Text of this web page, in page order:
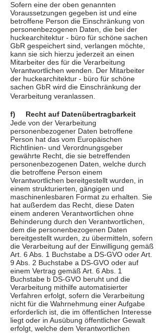
Sofern eine der oben genannten
Voraussetzungen gegeben ist und eine
betroffene Person die Einschränkung von
personenbezogenen Daten, die bei der
huckearchitektur - büro für schöne sachen
GbR gespeichert sind, verlangen möchte,
kann sie sich hierzu jederzeit an einen
Mitarbeiter des für die Verarbeitung
Verantwortlichen wenden. Der Mitarbeiter
der huckearchitektur - büro für schöne
sachen GbR wird die Einschränkung der
Verarbeitung veranlassen.
f) Recht auf Datenübertragbarkeit
Jede von der Verarbeitung
personenbezogener Daten betroffene
Person hat das vom Europäischen
Richtlinien- und Verordnungsgeber
gewährte Recht, die sie betreffenden
personenbezogenen Daten, welche durch
die betroffene Person einem
Verantwortlichen bereitgestellt wurden, in
einem strukturierten, gängigen und
maschinenlesbaren Format zu erhalten. Sie
hat außerdem das Recht, diese Daten
einem anderen Verantwortlichen ohne
Behinderung durch den Verantwortlichen,
dem die personenbezogenen Daten
bereitgestellt wurden, zu übermitteln, sofern
die Verarbeitung auf der Einwilligung gemäß
Art. 6 Abs. 1 Buchstabe a DS-GVO oder Art.
9 Abs. 2 Buchstabe a DS-GVO oder auf
einem Vertrag gemäß Art. 6 Abs. 1
Buchstabe b DS-GVO beruht und die
Verarbeitung mithilfe automatisierter
Verfahren erfolgt, sofern die Verarbeitung
nicht für die Wahrnehmung einer Aufgabe
erforderlich ist, die im öffentlichen Interesse
liegt oder in Ausübung öffentlicher Gewalt
erfolgt, welche dem Verantwortlichen